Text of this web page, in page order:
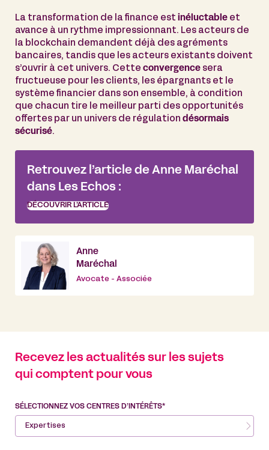
La transformation de la finance est inéluctable et
avance à un rythme impressionnant. Les acteurs de
la blockchain demandent déjà des agréments
bancaires, tandis que les acteurs existants doivent
s’ouvrir à cet univers. Cette convergence sera
fructueuse pour les clients, les épargnants et le
système financier dans son ensemble, à condition
que chacun tire le meilleur parti des opportunités
offertes par un univers de régulation désormais
sécurisé.
Retrouvez l’article de Anne Maréchal
dans Les Echos :
DÉCOUVRIR L’ARTICLE
Anne
Maréchal
Avocate - Associée
Recevez les actualités sur les sujets
qui comptent pour vous
SÉLECTIONNEZ VOS CENTRES D’INTÉRÊTS*
Expertises